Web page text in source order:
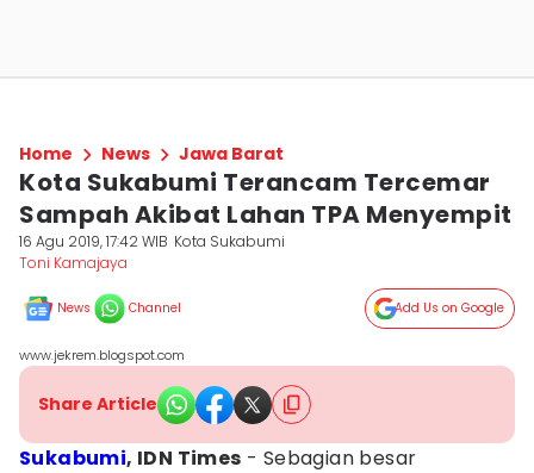
Home News Jawa Barat
Kota Sukabumi Terancam Tercemar
Sampah Akibat Lahan TPA Menyempit
16 Agu 2019, 17:42 WIB Kota Sukabumi
Toni Kamajaya
News Channel Add Us on Google
www.jekrem.blogspot.com
Share Article
Sukabumi, IDN Times - Sebagian besar